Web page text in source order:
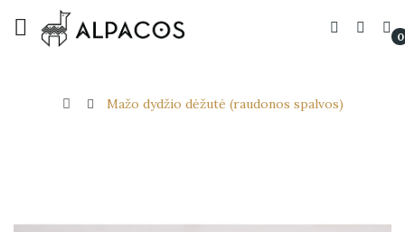
0
Mažo dydžio dėžutė (raudonos spalvos)